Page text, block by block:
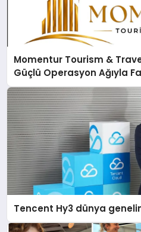
Momentur Tourism &
Güçlü Operasyon Ağıyla
Tencent Hy3 dünya